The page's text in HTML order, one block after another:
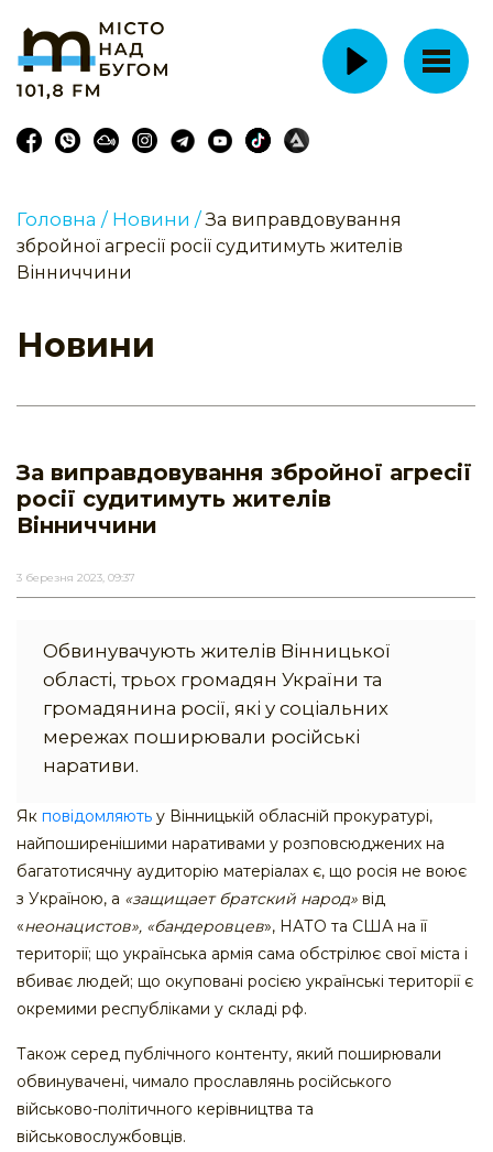
Головна / Новини / За виправдовування
збройної агресії росії судитимуть жителів
Вінниччини
Новини
За виправдовування збройної агресії
росії судитимуть жителів
Вінниччини
3 березня 2023, 09:37
Обвинувачують жителів Вінницької
області, трьох громадян України та
громадянина росії, які у соціальних
мережах поширювали російські
наративи.
Як повідомляють у Вінницькій обласній прокуратурі,
найпоширенішими наративами у розповсюджених на
багатотисячну аудиторію матеріалах є, що росія не воює
з Україною, а «защищает братский народ» від
«неонацистов», «бандеровцев», НАТО та США на її
території; що українська армія сама обстрілює свої міста і
вбиває людей; що окуповані росією українські території є
окремими республіками у складі рф.
Також серед публічного контенту, який поширювали
обвинувачені, чимало прославлянь російського
військово-політичного керівництва та
військовослужбовців.